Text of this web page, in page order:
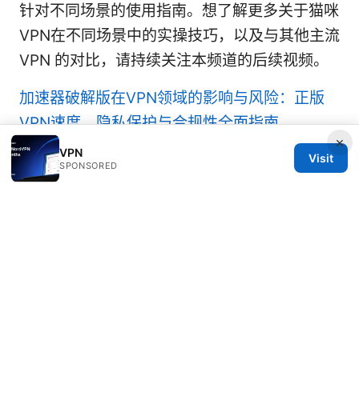
针对不同场景的使用指南。想了解更多关于猫咪
VPN在不同场景中的实操技巧，以及与其他主流
VPN 的对比，请持续关注本频道的后续视频。
加速器破解版在VPN领域的影响与风险：正版
VPN速度、隐私保护与合规性全面指南
×
VPN
SPONSORED
Visit